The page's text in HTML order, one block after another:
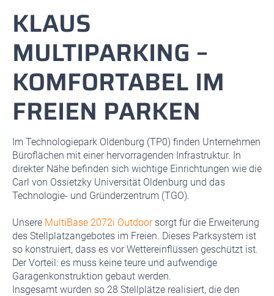
KLAUS
MULTIPARKING –
KOMFORTABEL IM
FREIEN PARKEN
Im Technologiepark Oldenburg (TP0) finden Unternehmen
Büroflächen mit einer hervorragenden Infrastruktur. In
direkter Nähe befinden sich wichtige Einrichtungen wie die
Carl von Ossietzky Universität Oldenburg und das
Technologie- und Gründerzentrum (TGO).
Unsere MultiBase 2072i Outdoorsorgt für die Erweiterung
des Stellplatzangebotes im Freien. Dieses Parksystem ist
so konstruiert, dass es vor Wettereinflüssen geschützt ist.
Der Vorteil: es muss keine teure und aufwendige
Garagenkonstruktion gebaut werden.
Insgesamt wurden so 28 Stellplätze realisiert, die den